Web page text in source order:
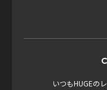
いつもHUGEの